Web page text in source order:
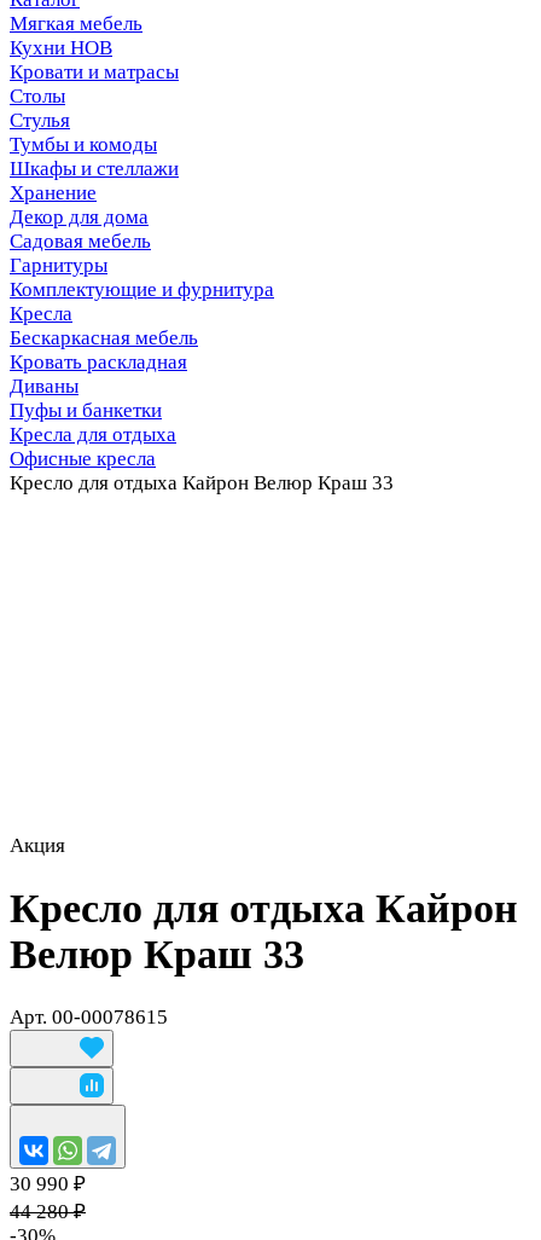
Мягкая мебель
Кухни НОВ
Кровати и матрасы
Столы
Стулья
Тумбы и комоды
Шкафы и стеллажи
Хранение
Декор для дома
Садовая мебель
Гарнитуры
Комплектующие и фурнитура
Кресла
Бескаркасная мебель
Кровать раскладная
Диваны
Пуфы и банкетки
Кресла для отдыха
Офисные кресла
Кресло для отдыха Кайрон Велюр Краш 33
Акция
Кресло для отдыха Кайрон
Велюр Краш 33
Арт. 00-00078615
30 990 ₽
44 280 ₽
-30%